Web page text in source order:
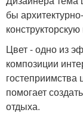
бы
Цвет - одно из
композиции
гостеприимства
помогает
отдыха.